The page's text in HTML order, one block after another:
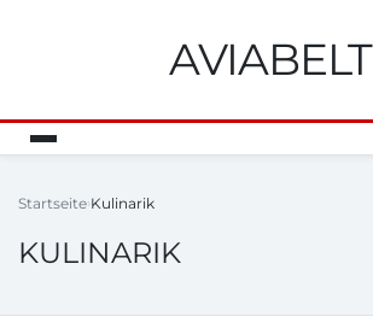
AVIABELT
Startseite Kulinarik
KULINARIK